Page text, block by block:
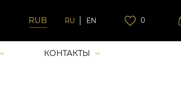
RU EN 0
КОНТАКТЫ